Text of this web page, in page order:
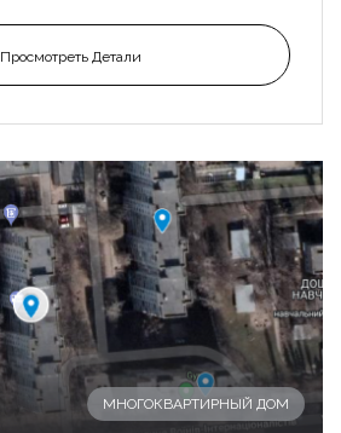
Просмотреть Детали
МНОГОКВАРТИРНЫЙ ДОМ